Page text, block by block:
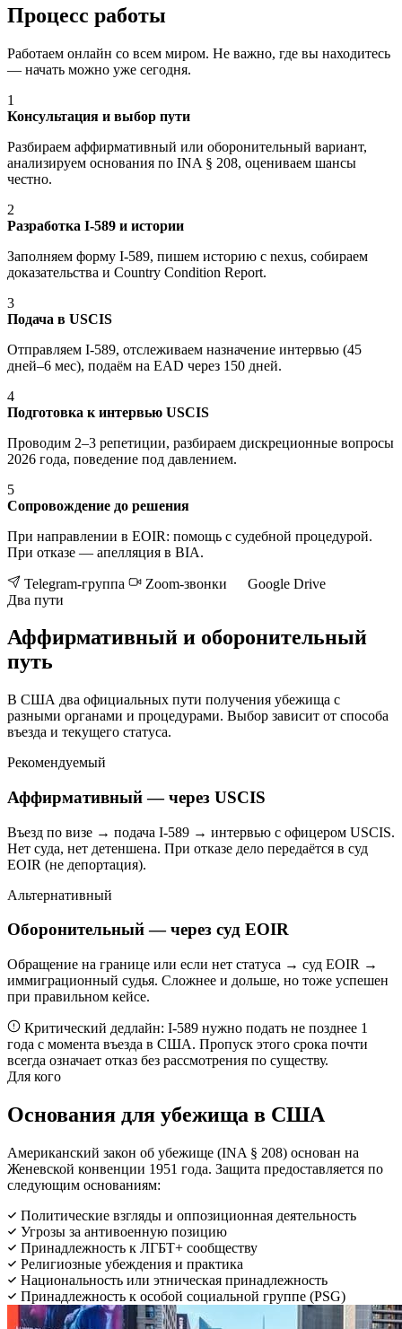
Процесс работы
Работаем онлайн со всем миром. Не важно, где вы находитесь
— начать можно уже сегодня.
1
Консультация и выбор пути
Разбираем аффирмативный или оборонительный вариант,
анализируем основания по INA § 208, оцениваем шансы
честно.
2
Разработка I-589 и истории
Заполняем форму I-589, пишем историю с nexus, собираем
доказательства и Country Condition Report.
3
Подача в USCIS
Отправляем I-589, отслеживаем назначение интервью (45
дней–6 мес), подаём на EAD через 150 дней.
4
Подготовка к интервью USCIS
Проводим 2–3 репетиции, разбираем дискреционные вопросы
2026 года, поведение под давлением.
5
Сопровождение до решения
При направлении в EOIR: помощь с судебной процедурой.
При отказе — апелляция в BIA.
Telegram-группа Zoom-звонки
Google Drive
Два пути
Аффирмативный и оборонительный
путь
В США два официальных пути получения убежища с
разными органами и процедурами. Выбор зависит от способа
въезда и текущего статуса.
Рекомендуемый
Аффирмативный — через USCIS
Въезд по визе → подача I-589 → интервью с офицером USCIS.
Нет суда, нет детеншена. При отказе дело передаётся в суд
EOIR (не депортация).
Альтернативный
Оборонительный — через суд EOIR
Обращение на границе или если нет статуса → суд EOIR →
иммиграционный судья. Сложнее и дольше, но тоже успешен
при правильном кейсе.
Критический дедлайн: I-589 нужно подать не позднее 1
года с момента въезда в США. Пропуск этого срока почти
всегда означает отказ без рассмотрения по существу.
Для кого
Основания для убежища в США
Американский закон об убежище (INA § 208) основан на
Женевской конвенции 1951 года. Защита предоставляется по
следующим основаниям:
Политические взгляды и оппозиционная деятельность
Угрозы за антивоенную позицию
Принадлежность к ЛГБТ+ сообществу
Религиозные убеждения и практика
Национальность или этническая принадлежность
Принадлежность к особой социальной группе (PSG)